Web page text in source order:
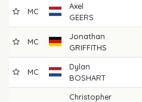
MC
Axel
GEERS
MC
Jonathan
GRIFFITHS
MC
Dylan
BOSHART
Christopher